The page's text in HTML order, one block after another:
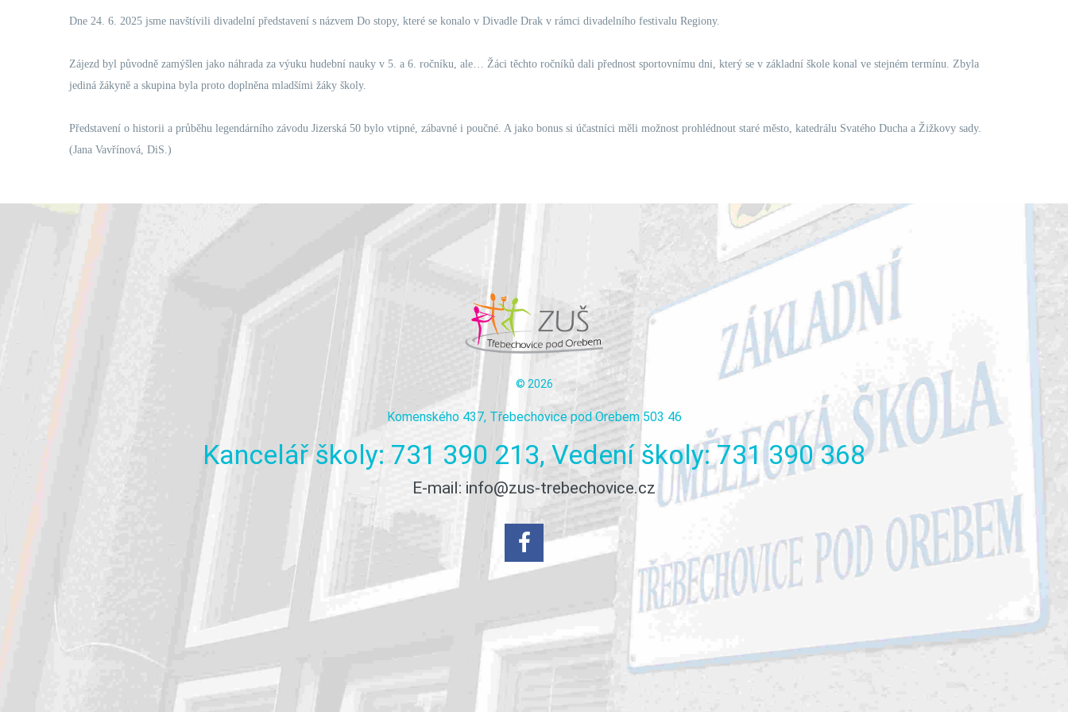
Dne 24. 6. 2025 jsme navštívili divadelní představení s názvem Do stopy, které se konalo v Divadle Drak v rámci divadelního festivalu Regiony.
Zájezd byl původně zamýšlen jako náhrada za výuku hudební nauky v 5. a 6. ročníku, ale… Žáci těchto ročníků dali přednost sportovnímu dni, který se v základní škole konal ve stejném termínu. Zbyla
jediná žákyně a skupina byla proto doplněna mladšími žáky školy.
Představení o historii a průběhu legendárního závodu Jizerská 50 bylo vtipné, zábavné i poučné. A jako bonus si účastníci měli možnost prohlédnout staré město, katedrálu Svatého Ducha a Žižkovy sady.
(Jana Vavřínová, DiS.)
© 2026
Komenského 437, Třebechovice pod Orebem 503 46
Kancelář školy: 731 390 213, Vedení školy: 731 390 368
E-mail: info@zus-trebechovice.cz